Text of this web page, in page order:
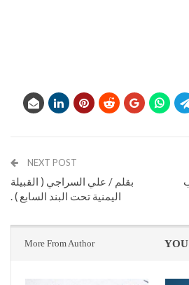
NEXT POST
بقلم / علي السراجي ( القبيلة
اليمنية تحت البند السابع ) .
More From Author